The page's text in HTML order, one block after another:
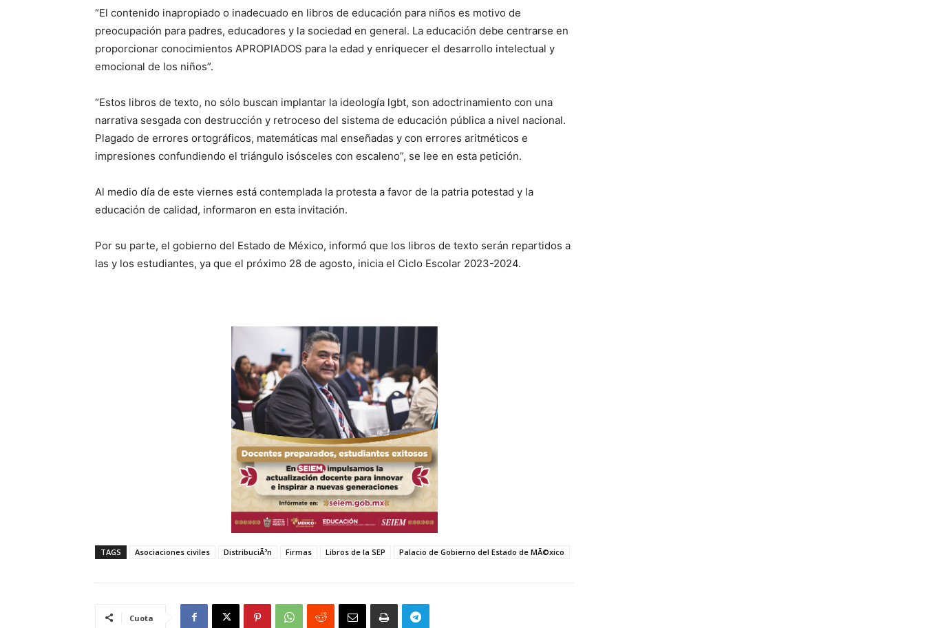
“El contenido inapropiado o inadecuado en libros de educación para niños es motivo de
preocupación para padres, educadores y la sociedad en general. La educación debe centrarse en
proporcionar conocimientos APROPIADOS para la edad y enriquecer el desarrollo intelectual y
emocional de los niños”.
“Estos libros de texto, no sólo buscan implantar la ideología lgbt, son adoctrinamiento con una
narrativa sesgada con destrucción y retroceso del sistema de educación pública a nivel nacional.
Plagado de errores ortográficos, matemáticas mal enseñadas y con errores aritméticos e
impresiones confundiendo el triángulo isósceles con escaleno”, se lee en esta petición.
Al medio día de este viernes está contemplada la protesta a favor de la patria potestad y la
educación de calidad, informaron en esta invitación.
Por su parte, el gobierno del Estado de México, informó que los libros de texto serán repartidos a
las y los estudiantes, ya que el próximo 28 de agosto, inicia el Ciclo Escolar 2023-2024.
TAGS Asociaciones civiles DistribuciÃ³n Firmas Libros de la SEP Palacio de Gobierno del Estado de MÃ©xico
Cuota